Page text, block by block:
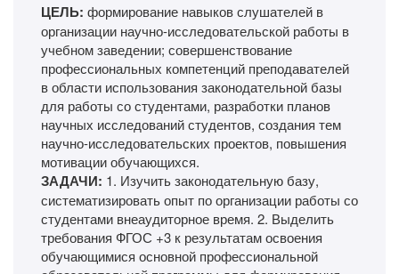
ЦЕЛЬ: формирование навыков слушателей в
организации научно-исследовательской работы в
учебном заведении; совершенствование
профессиональных компетенций преподавателей
в области использования законодательной базы
для работы со студентами, разработки планов
научных исследований студентов, создания тем
научно-исследовательских проектов, повышения
мотивации обучающихся.
ЗАДАЧИ: 1. Изучить законодательную базу,
систематизировать опыт по организации работы со
студентами внеаудиторное время. 2. Выделить
требования ФГОС +3 к результатам освоения
обучающимися основной профессиональной